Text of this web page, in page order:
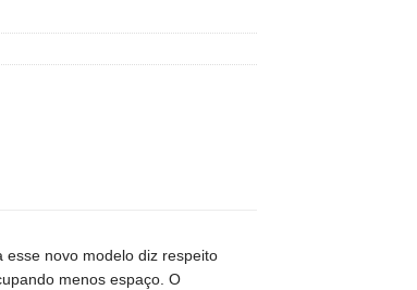
esse novo modelo diz respeito
menos espaço. O